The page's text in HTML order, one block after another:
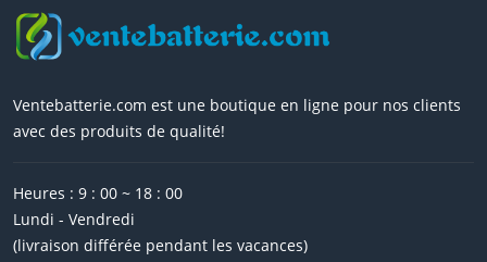
Ventebatterie.com est une boutique en ligne pour nos clients
avec des produits de qualité!
Heures : 9 : 00 ~ 18 : 00
Lundi - Vendredi
(livraison différée pendant les vacances)